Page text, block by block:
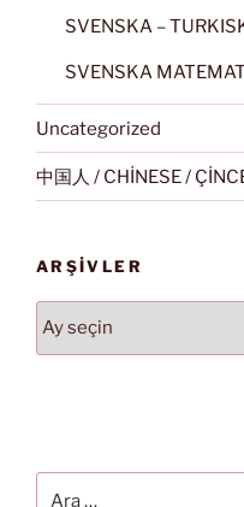
SVENSKA –
SVENSKA
Uncategorized
中国人 / CHİNESE /
ARŞIVLER
Arşivler